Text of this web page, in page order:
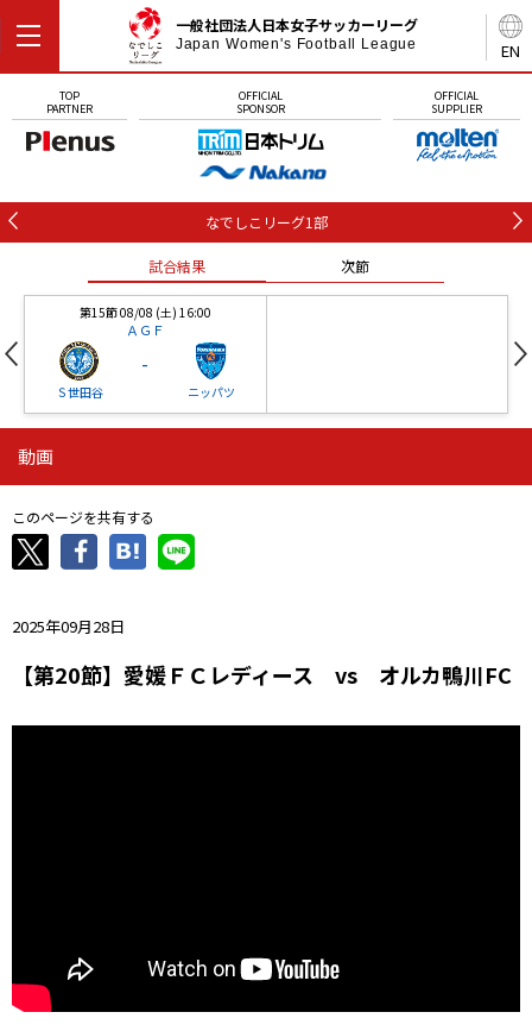
EN
一般社団法人日本女子サッカーリーグ
Japan Women's Football League
TOP
PARTNER
OFFICIAL
SPONSOR
OFFICIAL
SUPPLIER
なでしこリーグ1部
試合結果 次節
第15節 08/08 (土) 16:00
ＡＧＦ
Ｓ世田谷
-
ニッパツ
ニッパツ
ニッパツ
-
石人の星
動画
このページを共有する
2025年09月28日
【第20節】愛媛ＦＣレディース vs オルカ鴨川FC